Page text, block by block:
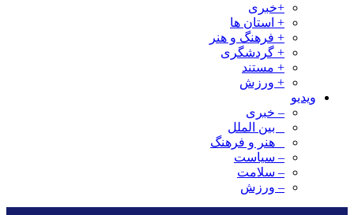
+خبری
+ استان ها
+ فرهنگ و هنر
+ گردشگری
+ مستند
+ ورزش
ویدیو
– خبری
_ بین الملل
_ هنر و فرهنگ
– سیاست
– سلامت
– ورزش